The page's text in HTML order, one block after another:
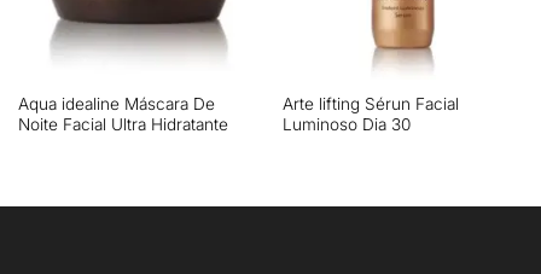
Aqua idealine Máscara De
Noite Facial Ultra Hidratante
Arte lifting Sérun Facial
Luminoso Dia 30